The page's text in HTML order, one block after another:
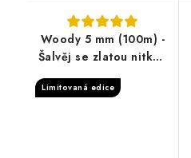
Woody 5 mm (100m) -
Šalvěj se zlatou nitkou
Limitovaná edice